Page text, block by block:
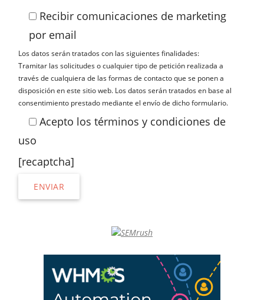
Recibir comunicaciones de marketing
por email
Los datos serán tratados con las siguientes finalidades:
Tramitar las solicitudes o cualquier tipo de petición realizada a
través de cualquiera de las formas de contacto que se ponen a
disposición en este sitio web. Los datos serán tratados en base al
consentimiento prestado mediante el envío de dicho formulario.
Acepto los términos y condiciones de
uso
[recaptcha]